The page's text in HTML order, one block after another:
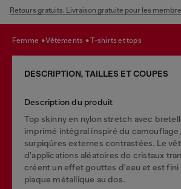
Retours gratuits. Livraison gratuite pour les
femme vêtements t-shirts et tops
DESCRIPTION, TAILLES ET COUPES
Description du produit
Top skinny en nylon stretch avec
imprimé intégral inspiré du
surpiqûres externes contrastées. Le
d'applications aléatoires de cristaux
créent un effet gouttes d'eau et est fini
plaque métallique au dos.